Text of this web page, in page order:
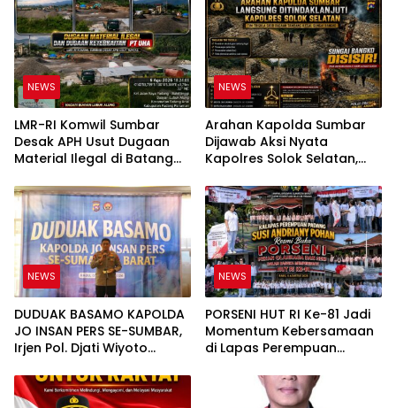
NEWS
LMR-RI Komwil Sumbar
Desak APH Usut Dugaan
Material Ilegal di Batang
PT UHA Diminta Diselidiki
Tuntas
NEWS
Arahan Kapolda Sumbar
Dijawab Aksi Nyata
Kapolres Solok Selatan,
Bukan Sekadar Slogan
NEWS
DUDUAK BASAMO KAPOLDA
JO INSAN PERS SE-SUMBAR,
Irjen Pol. Djati Wiyoto
Ruang bagi Pelanggar
Hukum di Internal Polri
NEWS
PORSENI HUT RI Ke-81 Jadi
Momentum Kebersamaan
di Lapas Perempuan